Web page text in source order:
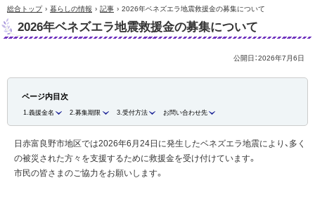
総合トップ › 暮らしの情報 › 記事 › 2026年ベネズエラ地震救援金の募集について
2026年ベネズエラ地震救援金の募集について
公開日：2026年7月6日
ページ内目次
1.義援金名 2.募集期限 3.受付方法 お問い合わせ先
日赤富良野市地区では2026年6月24日に発生したベネズエラ地震により、多く
の被災された方々を支援するために救援金を受け付けています。
市民の皆さまのご協力をお願いします。